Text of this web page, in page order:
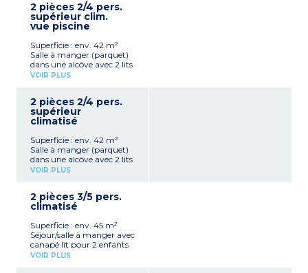
plaque à induction,
réfrigérateur et micro-
ondes, cafetière)
Balcon/Terrasse avec
mobilier de jardin
Téléphone et coffre-fort
(avec participation)
satellite
2 pièces 2/4 pers.
supérieur clim.
vue piscine
Superficie : env. 42 m²
Salle à manger (parquet)
dans une alcôve avec 2 lits
simples
1 chambre avec 1 lit double
Cuisine américaine, (avec
plaques vitrocéramiques,
grille-pain, cafetière
capsule, bouilloire et
presse-agrumes)
Salle de bain et WC
participation)
Balcon/Terrasse avec
mobilier de jardin.
VOIR PLUS
2 pièces 2/4 pers.
supérieur
climatisé
Superficie : env. 42 m²
Salle à manger (parquet)
dans une alcôve avec 2 lits
simples
1 chambre avec 1 lit double
Cuisine américaine, (avec
réfrigérateur, micro-ondes,
grille-pain, cafetière
capsule, bouilloire et
presse-agrumes)
VOIR PLUS
2 pièces 3/5 pers.
climatisé
Superficie : env. 45 m²
Séjour/salle à manger avec
canapé lit pour 2 enfants
(jusqu'à 12 ans)
VOIR PLUS